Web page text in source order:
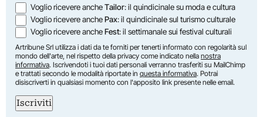
Voglio ricevere ancheTailor: il quindicinale su moda e cultura
Voglio ricevere anchePax: il quindicinale sul turismo culturale
Voglio ricevere ancheFest: il settimanale sui festival culturali
Artribune Srl utilizza i dati da te forniti per tenerti informato con regolarità sul
mondo dell'arte, nel rispetto della privacy come indicato nella nostra
informativa. Iscrivendoti i tuoi dati personali verranno trasferiti su MailChimp
e trattati secondo le modalità riportate in questa informativa. Potrai
disiscriverti in qualsiasi momento con l'apposito link presente nelle email.
Iscriviti